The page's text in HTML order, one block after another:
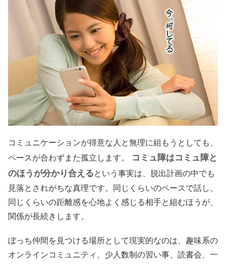
コミュニケーションが得意な人と無理に組もうとしても、
ペースが合わずまた孤立します。
コミュ障はコミュ障と
のほうが分かり合えるという事実は、脱出計画の中でも
見落とされがちな真理です。同じくらいのペースで話し、
同じくらいの距離感を心地よく感じる相手と組むほうが、
関係が長続きします。
ぼっち仲間を見つける場所として現実的なのは、趣味系の
オンラインコミュニティ、少人数制の習い事、読書会、一